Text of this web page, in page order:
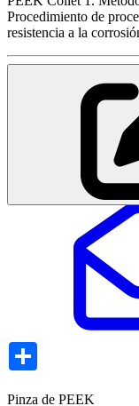
Procedimiento de
resistencia a la
Pinza de PEEK